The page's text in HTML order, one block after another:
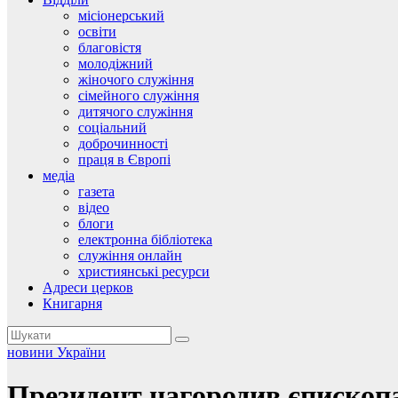
місіонерський
освіти
благовістя
молодіжний
жіночого служіння
сімейного служіння
дитячого служіння
соціальний
доброчинності
праця в Європі
медіа
газета
відео
блоги
електронна бібліотека
служіння онлайн
християнські ресурси
Адреси церков
Книгарня
новини України